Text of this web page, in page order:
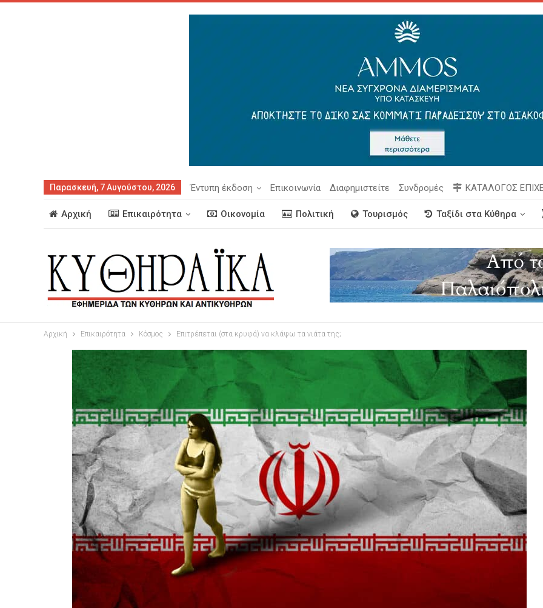
Παρασκευή, 7 Αυγούστου, 2026 Έντυπη έκδοση Επικοινωνία Διαφημιστείτε Συνδρομές ΚΑΤΑΛΟΓΟΣ
Αρχική Επικαιρότητα Οικονομία Πολιτική Τουρισμός Ταξίδι στα Κύθηρα
Αρχική Επικαιρότητα Κόσμος Επιτρέπεται (στα κρυφά) να κλάψω τα νιάτα της;